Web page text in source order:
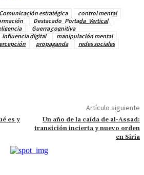
Comunicación estratégica
control mental
Destacado_Portada_Vertical
Guerra cognitiva
Influencia digital
manipulación mental
propaganda redes sociales
es y
Artículo siguiente
Un año de la caída de al-Assad:
transición incierta y nuevo orden
en Siria